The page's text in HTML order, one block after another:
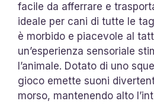
facile da afferrare e
ideale per cani di tutte le
è morbido e piacevole al
un’esperienza sensoriale
l’animale. Dotato di uno
gioco emette suoni
morso, mantenendo alto